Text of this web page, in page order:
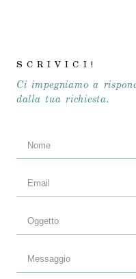
SCRIVICI!
Ci impegniamo a
dalla tua richiesta.